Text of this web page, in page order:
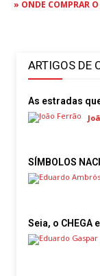
» ONDE COMPRAR
ARTIGOS DE
As estradas
SÍMBOLOS
Seia, o CHEGA